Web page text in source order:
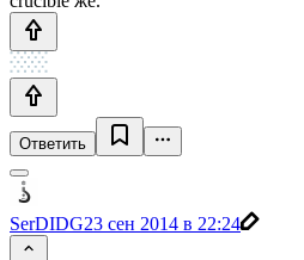
Ответить
SerDIDG23 сен 2014 в 22:24